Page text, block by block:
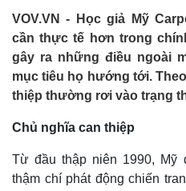
Tổ chức nhân sự
Quốc hội
Nhận diện sự thật
VOV.VN - Học giả Mỹ
cần thực tế hơn trong
gây ra những điều ngoài
mục tiêu họ hướng tới.
thiệp thường rơi vào trạng
Chủ nghĩa can thiệp
Từ đầu thập niên 1990, Mỹ
thậm chí phát động chiến